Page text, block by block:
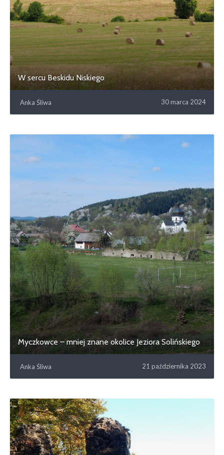
W sercu Beskidu Niskiego
Anka Śliwa 30 marca 2024
Myczkowce – mniej znane okolice Jeziora Solińskiego
Anka Śliwa 21 października 2023